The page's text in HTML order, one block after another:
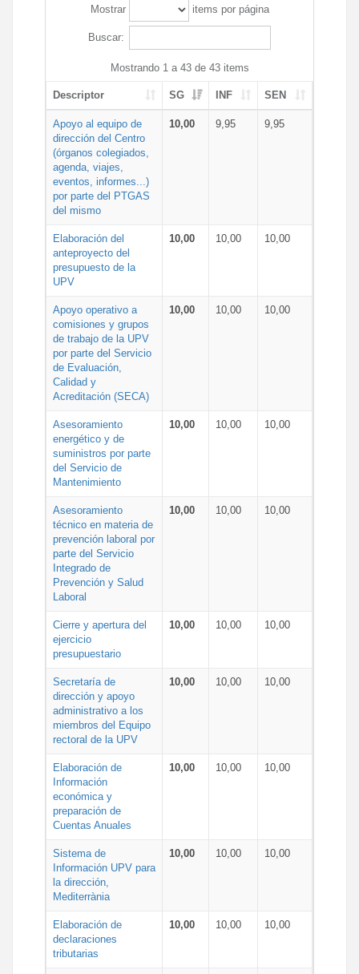
Mostrar items por página
Buscar:
Mostrando 1 a 43 de 43 items
Descriptor SG INF SEN
Apoyo al equipo de
dirección del Centro
(órganos colegiados,
agenda, viajes,
eventos, informes...)
por parte del PTGAS
del mismo
10,00 9,95 9,95
Elaboración del
anteproyecto del
presupuesto de la
UPV
10,00 10,00 10,00
Apoyo operativo a
comisiones y grupos
de trabajo de la UPV
por parte del Servicio
de Evaluación,
Calidad y
Acreditación (SECA)
10,00 10,00 10,00
Asesoramiento
energético y de
suministros por parte
del Servicio de
Mantenimiento
10,00 10,00 10,00
Asesoramiento
técnico en materia de
prevención laboral por
parte del Servicio
Integrado de
Prevención y Salud
Laboral
10,00 10,00 10,00
Cierre y apertura del
ejercicio
presupuestario
10,00 10,00 10,00
Secretaría de
dirección y apoyo
administrativo a los
miembros del Equipo
rectoral de la UPV
10,00 10,00 10,00
Elaboración de
Información
económica y
preparación de
Cuentas Anuales
10,00 10,00 10,00
Sistema de
Información UPV para
la dirección,
Mediterrània
10,00 10,00 10,00
Elaboración de
declaraciones
tributarias
10,00 10,00 10,00